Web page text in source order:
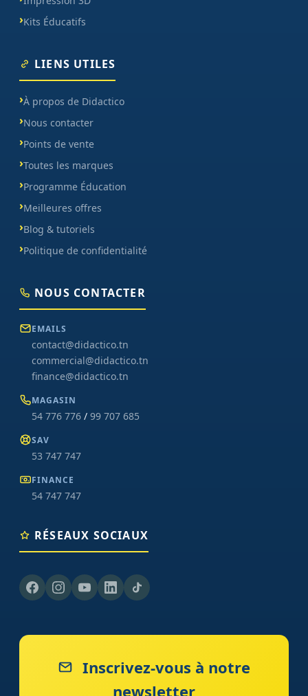
Kits Éducatifs
LIENS UTILES
À propos de Didactico
Nous contacter
Points de vente
Toutes les marques
Programme Éducation
Meilleures offres
Blog & tutoriels
Politique de confidentialité
NOUS CONTACTER
EMAILS
contact@didactico.tn
commercial@didactico.tn
finance@didactico.tn
MAGASIN
54 776 776 / 99 707 685
SAV
53 747 747
FINANCE
54 747 747
RÉSEAUX SOCIAUX
Inscrivez-vous à notre
newsletter